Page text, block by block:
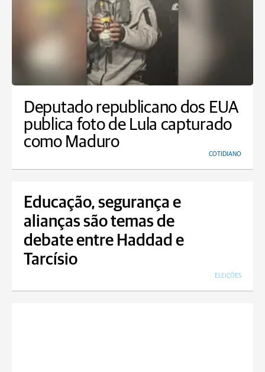
Deputado republicano dos EUA
publica foto de Lula capturado
como Maduro
COTIDIANO
Educação, segurança e
alianças são temas de
debate entre Haddad e
Tarcísio
ELEIÇÕES